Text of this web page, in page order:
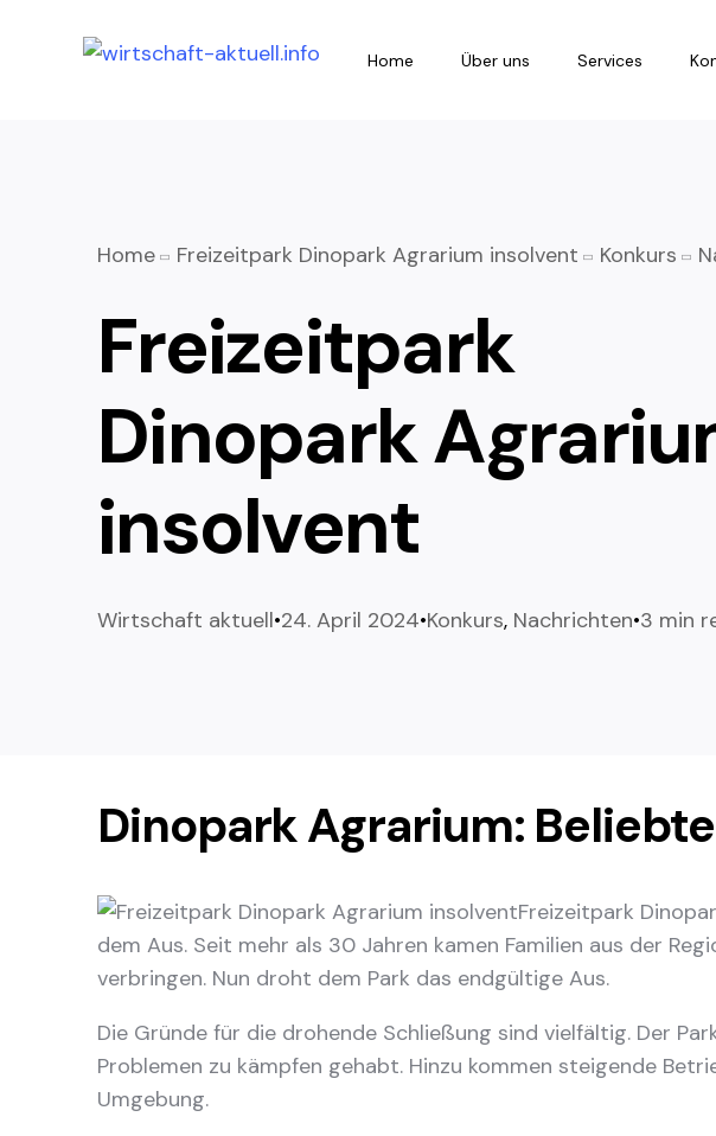
Home Über uns Services
Home Freizeitpark Dinopark Agrarium insolvent Konkurs
Freizeitpark
Dinopark
insolvent
Wirtschaft aktuell 24. April 2024 Konkurs, Nachrichten 3 min
Dinopark Agrarium:
Freizeitpark
dem Aus. Seit mehr als 30 Jahren kamen Familien aus der
verbringen. Nun droht dem Park das endgültige Aus.
Die Gründe für die drohende Schließung sind vielfältig. Der
Problemen zu kämpfen gehabt. Hinzu kommen steigende
Umgebung.